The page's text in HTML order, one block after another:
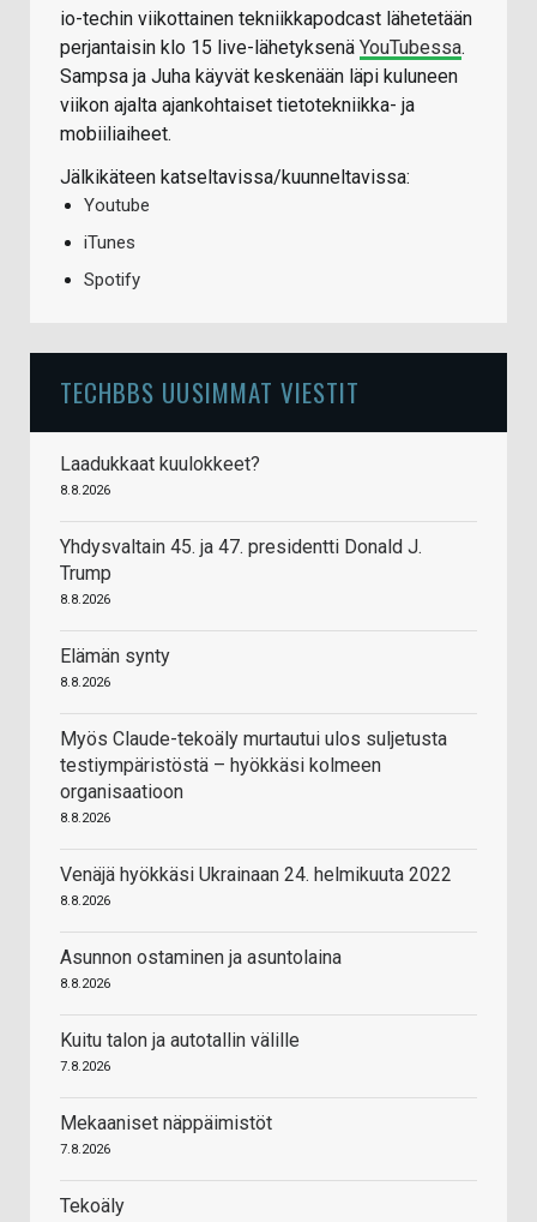
io-techin viikottainen tekniikkapodcast lähetetään
perjantaisin klo 15 live-lähetyksenä YouTubessa.
Sampsa ja Juha käyvät keskenään läpi kuluneen
viikon ajalta ajankohtaiset tietotekniikka- ja
mobiiliaiheet.
Jälkikäteen katseltavissa/kuunneltavissa:
Youtube
iTunes
Spotify
TECHBBS UUSIMMAT VIESTIT
Laadukkaat kuulokkeet?
8.8.2026
Yhdysvaltain 45. ja 47. presidentti Donald J.
Trump
8.8.2026
Elämän synty
8.8.2026
Myös Claude-tekoäly murtautui ulos suljetusta
testiympäristöstä – hyökkäsi kolmeen
organisaatioon
8.8.2026
Venäjä hyökkäsi Ukrainaan 24. helmikuuta 2022
8.8.2026
Asunnon ostaminen ja asuntolaina
8.8.2026
Kuitu talon ja autotallin välille
7.8.2026
Mekaaniset näppäimistöt
7.8.2026
Tekoäly